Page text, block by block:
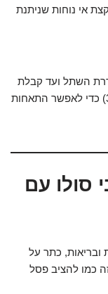
אי נוחות שניתנת
השתל ועד קבלת
השן הסופית יכולים לעבור מספר חודשים (3-6) כדי לאפשר התאחות
סולו עם
ובריאות, כתר על
כמו להציב פסל